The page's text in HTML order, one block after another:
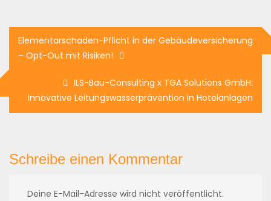
Elementarschaden-Pflicht in der Gebäudeversicherung
– Opt-Out mit Risiken!
ILS-Bau-Consulting x TGA Solutions GmbH:
Innovative Leitungswasserprävention in Hotelanlagen
Schreibe einen Kommentar
Deine E-Mail-Adresse wird nicht veröffentlicht.